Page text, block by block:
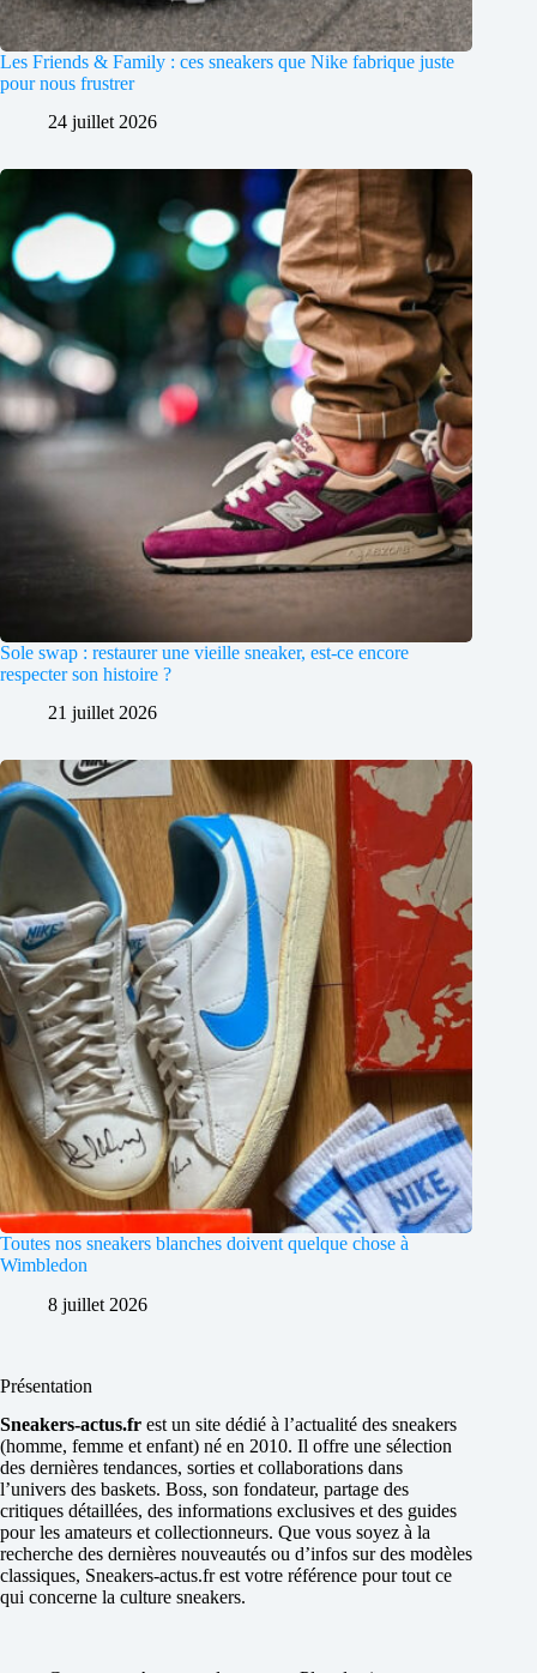
Les Friends & Family : ces sneakers que Nike fabrique juste
pour nous frustrer
24 juillet 2026
Sole swap : restaurer une vieille sneaker, est-ce encore
respecter son histoire ?
21 juillet 2026
Toutes nos sneakers blanches doivent quelque chose à
Wimbledon
8 juillet 2026
Présentation
Sneakers-actus.fr est un site dédié à l’actualité des sneakers
(homme, femme et enfant) né en 2010. Il offre une sélection
des dernières tendances, sorties et collaborations dans
l’univers des baskets. Boss, son fondateur, partage des
critiques détaillées, des informations exclusives et des guides
pour les amateurs et collectionneurs. Que vous soyez à la
recherche des dernières nouveautés ou d’infos sur des modèles
classiques, Sneakers-actus.fr est votre référence pour tout ce
qui concerne la culture sneakers.